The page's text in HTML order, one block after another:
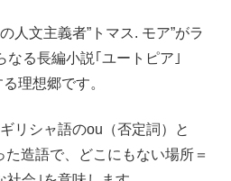
人文主義者”トマス. モア”がラ
なる長編小説｢ユートピア｣
理想郷です。
リシャ語のou（否定詞）と
造語で、どこにもない場所＝